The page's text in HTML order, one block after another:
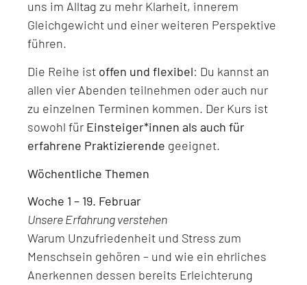
uns im Alltag zu mehr Klarheit, innerem
Gleichgewicht und einer weiteren Perspektive
führen.
Die Reihe ist offen und flexibel: Du kannst an
allen vier Abenden teilnehmen oder auch nur
zu einzelnen Terminen kommen. Der Kurs ist
sowohl für Einsteiger*innen als auch für
erfahrene Praktizierende geeignet.
Wöchentliche Themen
Woche 1 – 19. Februar
Unsere Erfahrung verstehen
Warum Unzufriedenheit und Stress zum
Menschsein gehören – und wie ein ehrliches
Anerkennen dessen bereits Erleichterung